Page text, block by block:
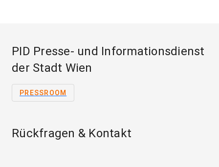
PID Presse- und Informationsdienst
der Stadt Wien
PRESSROOM
Rückfragen & Kontakt